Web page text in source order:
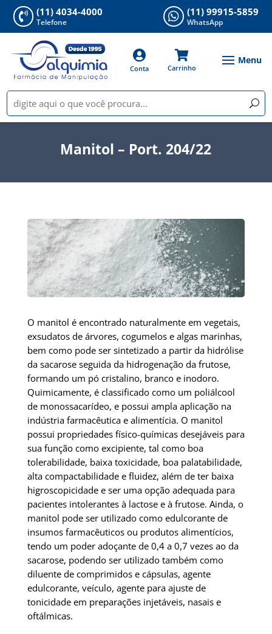
 (11) 4034-4000
Telefone  (11) 99915-5859
WhatsApp

Conta

Carrinho
Manitol – Port. 204/22
O manitol é encontrado naturalmente em vegetais,
exsudatos de árvores, cogumelos e algas marinhas,
bem como pode ser sintetizado a partir da hidrólise
da sacarose seguida da hidrogenação da frutose,
formando um pó cristalino, branco e inodoro.
Quimicamente, é classificado como um poliálcool
de monossacarídeo, e possui ampla aplicação na
indústria farmacêutica e alimentícia. O manitol
possui propriedades físico-químicas desejáveis para
sua função como excipiente, tal como boa
tolerabilidade, baixa toxicidade, boa palatabilidade,
alta compactabilidade e fluidez, além de ter baixa
higroscopicidade e ser uma opção adequada para
pacientes intolerantes à lactose e à frutose. Ainda, o
manitol pode ser utilizado como edulcorante de
insumos farmacêuticos ou produtos alimentícios,
tendo um poder adoçante de 0,4 a 0,7 vezes ao da
sacarose, podendo ser utilizado também como
diluente de comprimidos e cápsulas, agente
edulcorante, veículo, agente para ajuste de
tonicidade em preparações injetáveis, nasais e
oftálmicas.